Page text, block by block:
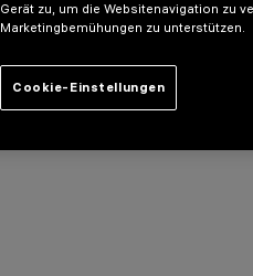
Gerät zu, um die Websitenavigation zu
Marketingbemühungen zu unterstützen.
Cookie-Einstellungen